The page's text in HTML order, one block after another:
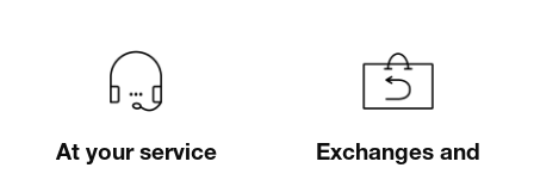
At your service
Exchanges and